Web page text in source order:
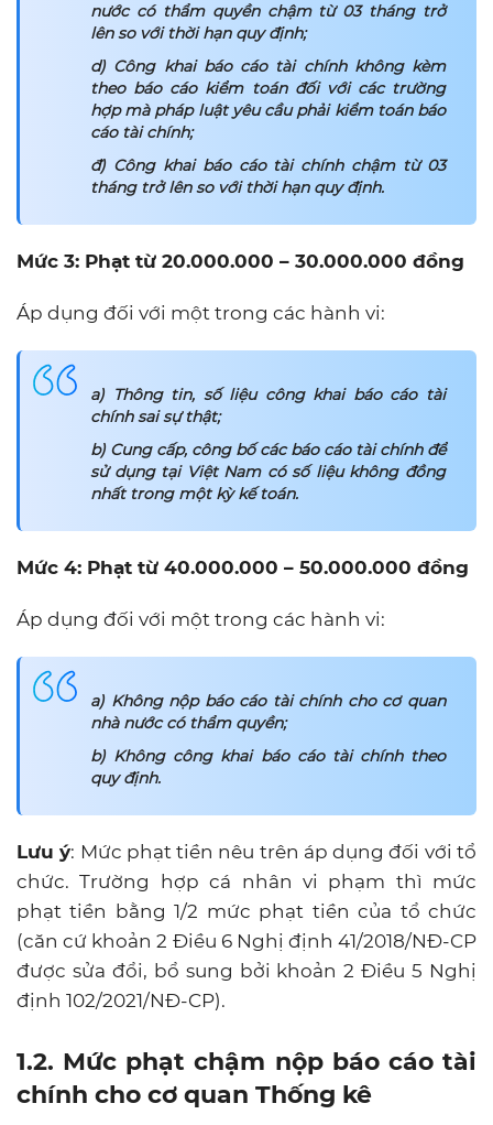
nước có thẩm quyền chậm từ 03 tháng trở
lên so với thời hạn quy định;
d) Công khai báo cáo tài chính không kèm
theo báo cáo kiểm toán đối với các trường
hợp mà pháp luật yêu cầu phải kiểm toán báo
cáo tài chính;
đ) Công khai báo cáo tài chính chậm từ 03
tháng trở lên so với thời hạn quy định.
Mức 3: Phạt từ 20.000.000 – 30.000.000 đồng
Áp dụng đối với một trong các hành vi:
a) Thông tin, số liệu công khai báo cáo tài
chính sai sự thật;
b) Cung cấp, công bố các báo cáo tài chính để
sử dụng tại Việt Nam có số liệu không đồng
nhất trong một kỳ kế toán.
Mức 4: Phạt từ 40.000.000 – 50.000.000 đồng
Áp dụng đối với một trong các hành vi:
a) Không nộp báo cáo tài chính cho cơ quan
nhà nước có thẩm quyền;
b) Không công khai báo cáo tài chính theo
quy định.
Lưu ý: Mức phạt tiền nêu trên áp dụng đối với tổ
chức. Trường hợp cá nhân vi phạm thì mức
phạt tiền bằng 1/2 mức phạt tiền của tổ chức
(căn cứ khoản 2 Điều 6 Nghị định 41/2018/NĐ-CP
được sửa đổi, bổ sung bởi khoản 2 Điều 5 Nghị
định 102/2021/NĐ-CP).
1.2. Mức phạt chậm nộp báo cáo tài
chính cho cơ quan Thống kê